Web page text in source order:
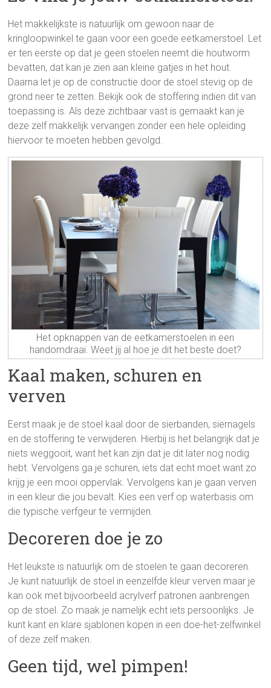
Het makkelijkste is natuurlijk om gewoon naar de
kringloopwinkel te gaan voor een goede eetkamerstoel. Let
er ten eerste op dat je geen stoelen neemt die houtworm
bevatten, dat kan je zien aan kleine gatjes in het hout.
Daarna let je op de constructie door de stoel stevig op de
grond neer te zetten. Bekijk ook de stoffering indien dit van
toepassing is. Als deze zichtbaar vast is gemaakt kan je
deze zelf makkelijk vervangen zonder een hele opleiding
hiervoor te moeten hebben gevolgd.
Het opknappen van de eetkamerstoelen in een
handomdraai. Weet jij al hoe je dit het beste doet?
Kaal maken, schuren en
verven
Eerst maak je de stoel kaal door de sierbanden, siernagels
en de stoffering te verwijderen. Hierbij is het belangrijk dat je
niets weggooit, want het kan zijn dat je dit later nog nodig
hebt. Vervolgens ga je schuren, iets dat echt moet want zo
krijg je een mooi oppervlak. Vervolgens kan je gaan verven
in een kleur die jou bevalt. Kies een verf op waterbasis om
die typische verfgeur te vermijden.
Decoreren doe je zo
Het leukste is natuurlijk om de stoelen te gaan decoreren.
Je kunt natuurlijk de stoel in eenzelfde kleur verven maar je
kan ook met bijvoorbeeld acrylverf patronen aanbrengen
op de stoel. Zo maak je namelijk echt iets persoonlijks. Je
kunt kant en klare sjablonen kopen in een doe-het-zelfwinkel
of deze zelf maken.
Geen tijd, wel pimpen!